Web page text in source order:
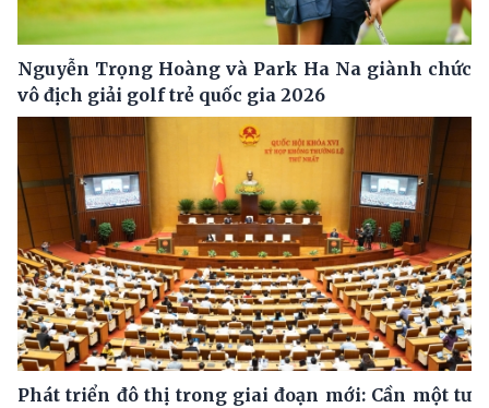
Nguyễn Trọng Hoàng và Park Ha Na giành chức
vô địch giải golf trẻ quốc gia 2026
Phát triển đô thị trong giai đoạn mới: Cần một tư